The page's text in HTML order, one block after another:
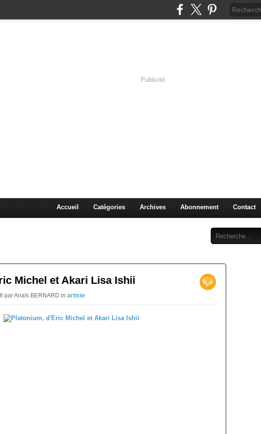
Publicité
Accueil Catégories Archives Abonnement Contact
Michel et Akari Lisa Ishii
par Anaïs BERNARD in artiste